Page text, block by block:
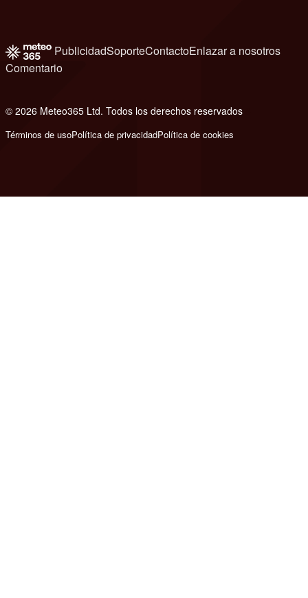
PublicidadSoporteContactoEnlazar a nosotros
Comentario
© 2026 Meteo365 Ltd. Todos los derechos reservados
Términos de usoPolítica de privacidadPolítica de cookies